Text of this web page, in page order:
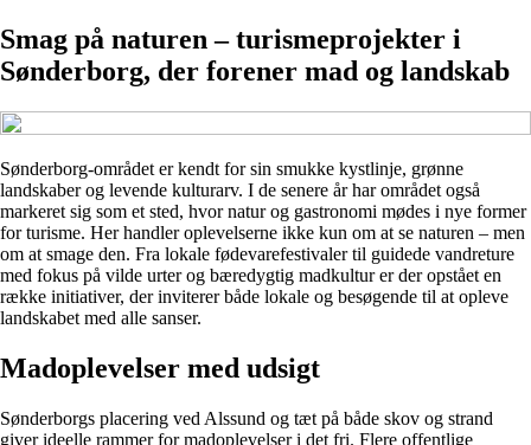
Smag på naturen – turismeprojekter i
Sønderborg, der forener mad og landskab
Sønderborg-området er kendt for sin smukke kystlinje, grønne
landskaber og levende kulturarv. I de senere år har området også
markeret sig som et sted, hvor natur og gastronomi mødes i nye former
for turisme. Her handler oplevelserne ikke kun om at se naturen – men
om at smage den. Fra lokale fødevarefestivaler til guidede vandreture
med fokus på vilde urter og bæredygtig madkultur er der opstået en
række initiativer, der inviterer både lokale og besøgende til at opleve
landskabet med alle sanser.
Madoplevelser med udsigt
Sønderborgs placering ved Alssund og tæt på både skov og strand
giver ideelle rammer for madoplevelser i det fri. Flere offentlige